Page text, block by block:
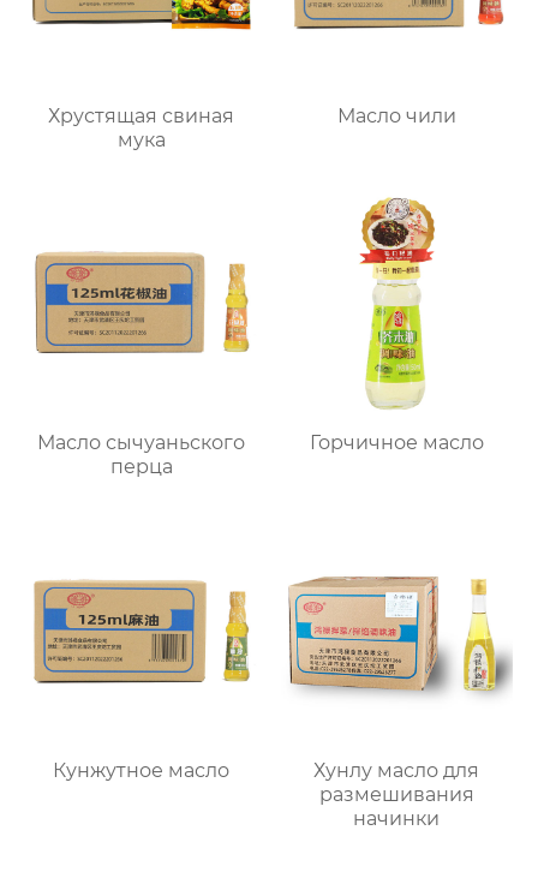
Хрустящая свиная
мука
Масло чили
Масло сычуаньского
перца
Горчичное масло
Кунжутное масло
Хунлу масло для
размешивания
начинки